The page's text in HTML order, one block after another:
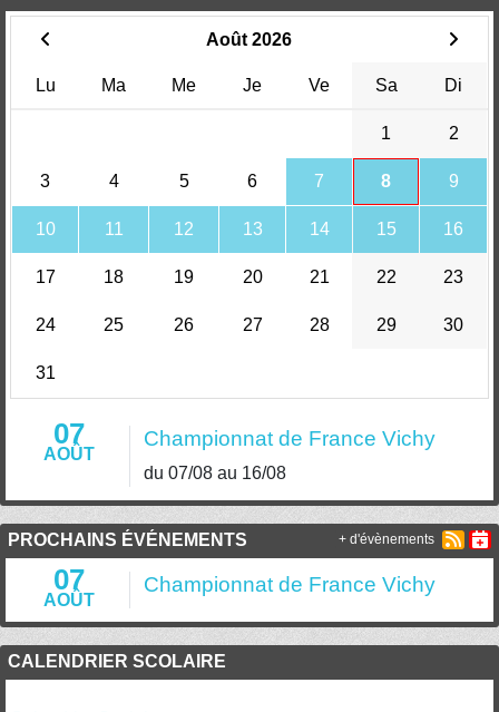
Août 2026
Lu Ma Me Je Ve Sa Di
1 2
3 4 5 6 7 8 9
10 11 12 13 14 15 16
17 18 19 20 21 22 23
24 25 26 27 28 29 30
31
07
AOÛT
Championnat de France Vichy
du 07/08 au 16/08
PROCHAINS ÉVÉNEMENTS
07
AOÛT
Championnat de France Vichy
+ d'évènements
CALENDRIER SCOLAIRE